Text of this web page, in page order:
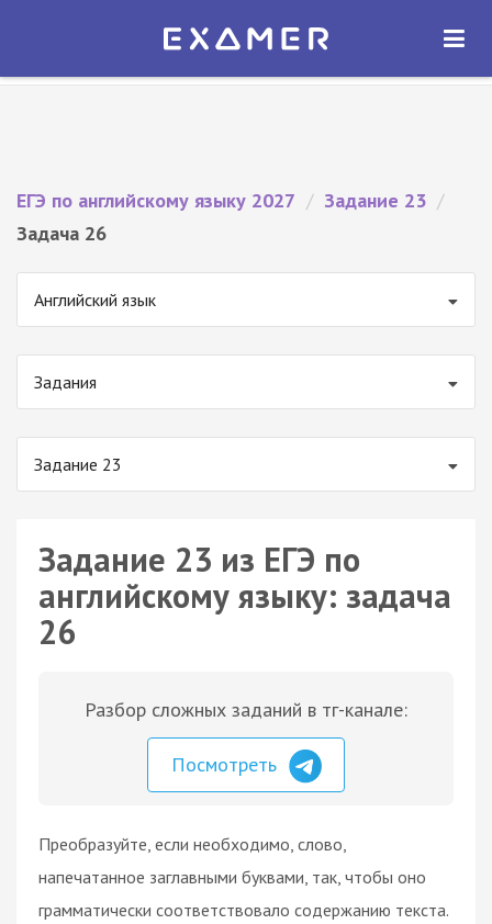
Экзамер — ЕГЭ 2027
ОТКРЫТЬ
ЕГЭ по английскому языку 2027 / Задание 23 /
Задача 26
Английский язык
Задания
Задание 23
Задание 23 из ЕГЭ по
английскому языку: задача
26
Разбор сложных заданий в тг-канале:
Посмотреть
Преобразуйте, если необходимо, слово,
напечатанное заглавными буквами, так, чтобы оно
грамматически соответствовало содержанию текста.